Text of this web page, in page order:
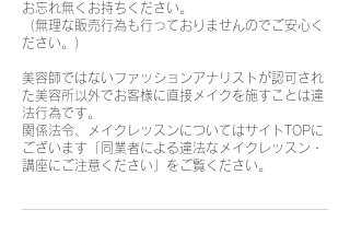
お忘れ無くお持ちください。
（無理な販売行為も行っておりませんのでご安心く
ださい。）
美容師ではないファッションアナリストが認可され
た美容所以外でお客様に直接メイクを施すことは違
法行為です。
関係法令、メイクレッスンについてはサイトTOPに
ございます「同業者による違法なメイクレッスン・
講座にご注意ください」をご覧ください。